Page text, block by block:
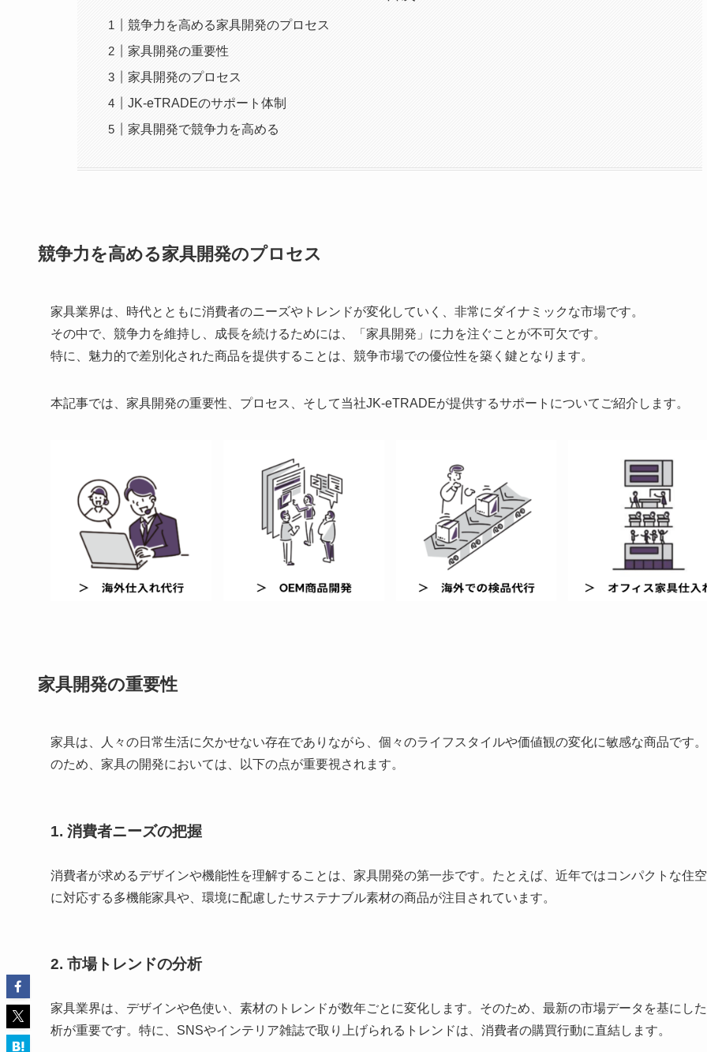
競争力を高める家具開発のプロセス
家具開発の重要性
家具開発のプロセス
JK-eTRADEのサポート体制
家具開発で競争力を高める
競争力を高める家具開発のプロセス
家具業界は、時代とともに消費者のニーズやトレンドが変化していく、非常にダイナミックな市場です。
その中で、競争力を維持し、成長を続けるためには、「家具開発」に力を注ぐことが不可欠です。
特に、魅力的で差別化された商品を提供することは、競争市場での優位性を築く鍵となります。
本記事では、家具開発の重要性、プロセス、そして当社JK-eTRADEが提供するサポートについてご紹介します。
家具開発の重要性
家具は、人々の日常生活に欠かせない存在でありながら、個々のライフスタイルや価値観の変化に敏感な商品です
のため、家具の開発においては、以下の点が重要視されます。
1. 消費者ニーズの把握
消費者が求めるデザインや機能性を理解することは、家具開発の第一歩です。たとえば、近年ではコンパクトな住
に対応する多機能家具や、環境に配慮したサステナブル素材の商品が注目されています。
2. 市場トレンドの分析
家具業界は、デザインや色使い、素材のトレンドが数年ごとに変化します。そのため、最新の市場データを基にし
析が重要です。特に、SNSやインテリア雑誌で取り上げられるトレンドは、消費者の購買行動に直結します。